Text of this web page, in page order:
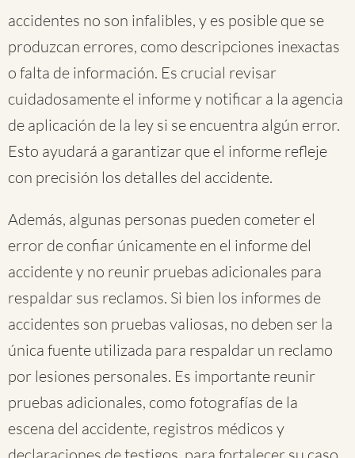
accidentes no son infalibles, y es posible que se
produzcan errores, como descripciones inexactas
o falta de información. Es crucial revisar
cuidadosamente el informe y notificar a la agencia
de aplicación de la ley si se encuentra algún error.
Esto ayudará a garantizar que el informe refleje
con precisión los detalles del accidente.
Además, algunas personas pueden cometer el
error de confiar únicamente en el informe del
accidente y no reunir pruebas adicionales para
respaldar sus reclamos. Si bien los informes de
accidentes son pruebas valiosas, no deben ser la
única fuente utilizada para respaldar un reclamo
por lesiones personales. Es importante reunir
pruebas adicionales, como fotografías de la
escena del accidente, registros médicos y